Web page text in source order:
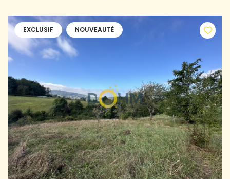
EXCLUSIF NOUVEAUTÉ